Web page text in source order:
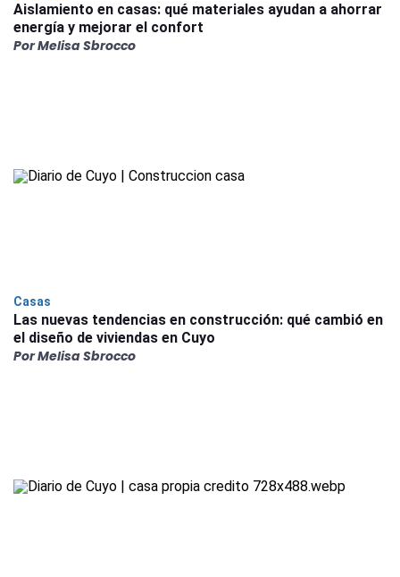
Aislamiento en casas: qué materiales ayudan a ahorrar
energía y mejorar el confort
Por Melisa Sbrocco
Casas
Las nuevas tendencias en construcción: qué cambió en
el diseño de viviendas en Cuyo
Por Melisa Sbrocco